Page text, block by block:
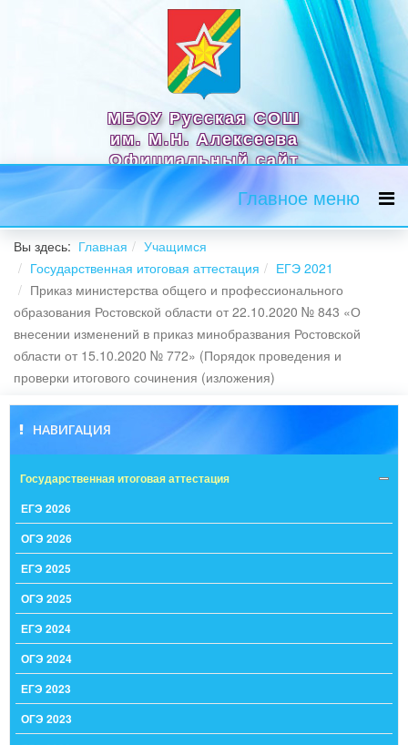
МБОУ Русская СОШ
им. М.Н. Алексеева
Официальный сайт
Главное меню
Вы здесь: Главная
Учащимся
Государственная итоговая аттестация
ЕГЭ 2021
Приказ министерства общего и профессионального
образования Ростовской области от 22.10.2020 № 843 «О
внесении изменений в приказ минобразвания Ростовской
области от 15.10.2020 № 772» (Порядок проведения и
проверки итогового сочинения (изложения)
НАВИГАЦИЯ
Государственная итоговая аттестация
ЕГЭ 2026
ОГЭ 2026
ЕГЭ 2025
ОГЭ 2025
ЕГЭ 2024
ОГЭ 2024
ЕГЭ 2023
ОГЭ 2023